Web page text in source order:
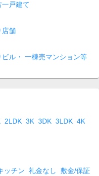
一戸建て
店舗
ビル・ 一棟売マンション等
2LDK 3K 3DK 3LDK 4K
ッチン 礼金なし
敷金/保証